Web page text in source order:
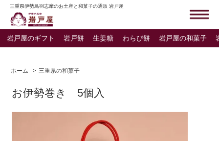
三重県伊勢鳥羽志摩のお土産と和菓子の通販 岩戸屋
岩戸屋のギフト 岩戸餅 生姜糖 わらび餅 岩戸屋の和菓子
ホーム > 三重県の和菓子
お伊勢巻き 5個入